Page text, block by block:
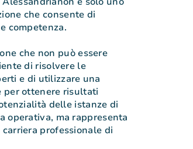
che consente di
competenza.
che non può essere
di risolvere le
e di utilizzare una
per ottenere risultati
delle istanze di
operativa, ma rappresenta
professionale di